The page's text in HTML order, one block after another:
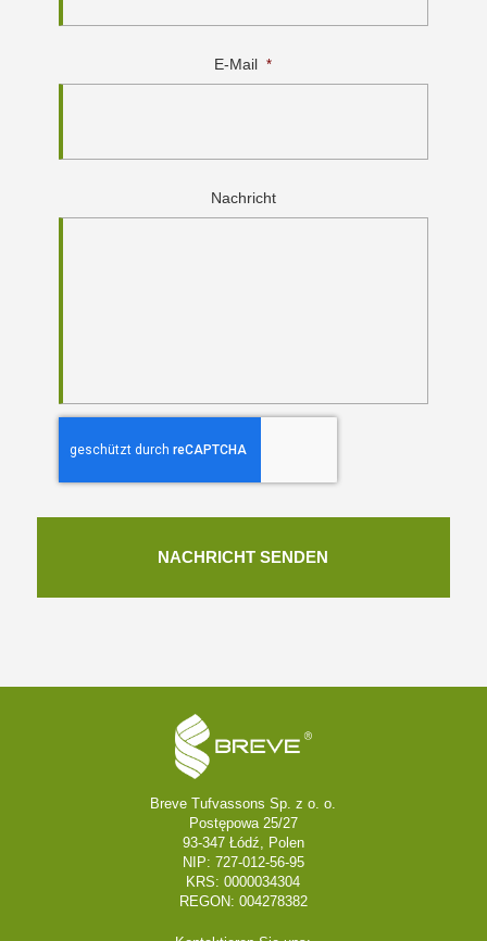
E-Mail *
Nachricht
Breve Tufvassons Sp. z o. o.
Postępowa 25/27
93-347 Łódź, Polen
NIP: 727-012-56-95
KRS: 0000034304
REGON: 004278382